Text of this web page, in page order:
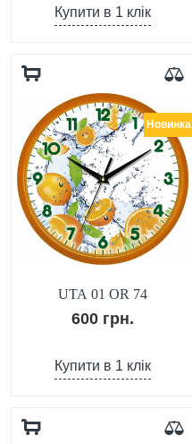
Купити в 1 клік
Новинка
UTA 01 OR 74
600 грн.
Купити в 1 клік